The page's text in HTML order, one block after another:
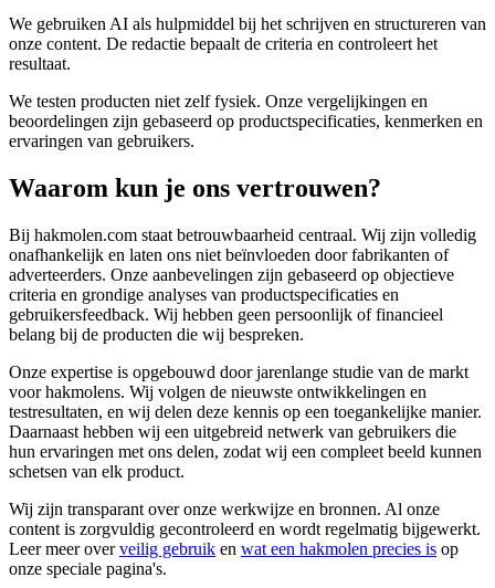
We gebruiken AI als hulpmiddel bij het schrijven en structureren van
onze content. De redactie bepaalt de criteria en controleert het
resultaat.
We testen producten niet zelf fysiek. Onze vergelijkingen en
beoordelingen zijn gebaseerd op productspecificaties, kenmerken en
ervaringen van gebruikers.
Waarom kun je ons vertrouwen?
Bij hakmolen.com staat betrouwbaarheid centraal. Wij zijn volledig
onafhankelijk en laten ons niet beïnvloeden door fabrikanten of
adverteerders. Onze aanbevelingen zijn gebaseerd op objectieve
criteria en grondige analyses van productspecificaties en
gebruikersfeedback. Wij hebben geen persoonlijk of financieel
belang bij de producten die wij bespreken.
Onze expertise is opgebouwd door jarenlange studie van de markt
voor hakmolens. Wij volgen de nieuwste ontwikkelingen en
testresultaten, en wij delen deze kennis op een toegankelijke manier.
Daarnaast hebben wij een uitgebreid netwerk van gebruikers die
hun ervaringen met ons delen, zodat wij een compleet beeld kunnen
schetsen van elk product.
Wij zijn transparant over onze werkwijze en bronnen. Al onze
content is zorgvuldig gecontroleerd en wordt regelmatig bijgewerkt.
Leer meer overveilig gebruik en wat een hakmolen precies is op
onze speciale pagina's.